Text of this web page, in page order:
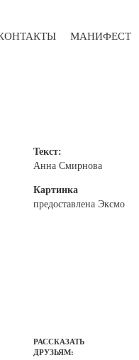
МАНИФЕСТ
Текст:
Анна Смирнова
Картинка
предоставлена Эксмо
РАССКАЗАТЬ
ДРУЗЬЯМ: